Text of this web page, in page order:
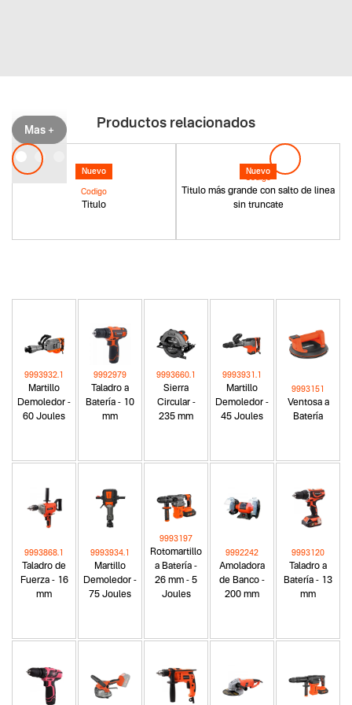
Mas + Productos relacionados
Nuevo
Titulo
Codigo
Nuevo
Titulo más grande con salto de linea
sin truncate
Codigo
Martillo
Demoledor -
60 Joules
9993932.1
Taladro a
Batería - 10
mm
9992979
Sierra
Circular -
235 mm
9993660.1
Martillo
Demoledor -
45 Joules
9993931.1
Ventosa a
Batería
9993151
Taladro de
Fuerza - 16
mm
9993868.1
Martillo
Demoledor -
75 Joules
9993934.1
Rotomartillo
a Batería -
26 mm - 5
Joules
9993197
Amoladora
de Banco -
200 mm
9992242
Taladro a
Batería - 13
mm
9993120